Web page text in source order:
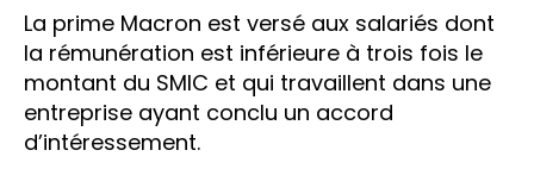
La prime Macron est versé aux salariés dont
la rémunération est inférieure à trois fois le
montant du SMIC et qui travaillent dans une
entreprise ayant conclu un accord
d’intéressement.